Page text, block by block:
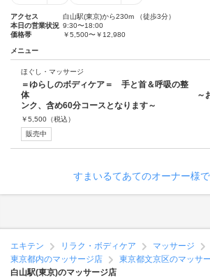
アクセス
白山駅(東京)から230m （徒歩3分）
本日の営業状況 9:30〜18:00
価格帯
￥5,500〜￥12,980
メニュー
ほぐし・マッサージ
＝ゆらしのボディケア＝ 手と首＆呼吸の整
体 ～お着換え
ンク、含め60分コースとなります～
￥5,500 （税込）
販売中
すまいるてあてのオーナー様
エキテン リラク・ボディケア
マッサージ
東京都内のマッサージ店
東京都文京区のマッサ
白山駅(東京)のマッサージ店